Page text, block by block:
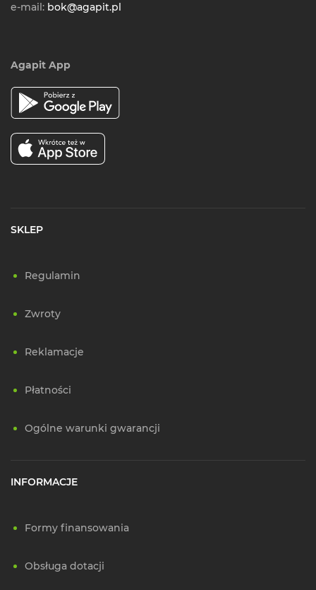
e-mail: bok@agapit.pl
Agapit App
SKLEP
Regulamin
Zwroty
Reklamacje
Płatności
Ogólne warunki gwarancji
INFORMACJE
Formy finansowania
Obsługa dotacji